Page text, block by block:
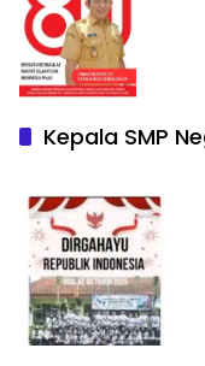
Kepala SMP